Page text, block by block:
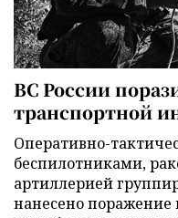
ВС России
транспортной
Оперативно-
беспилотниками,
артиллерией
нанесено поражение